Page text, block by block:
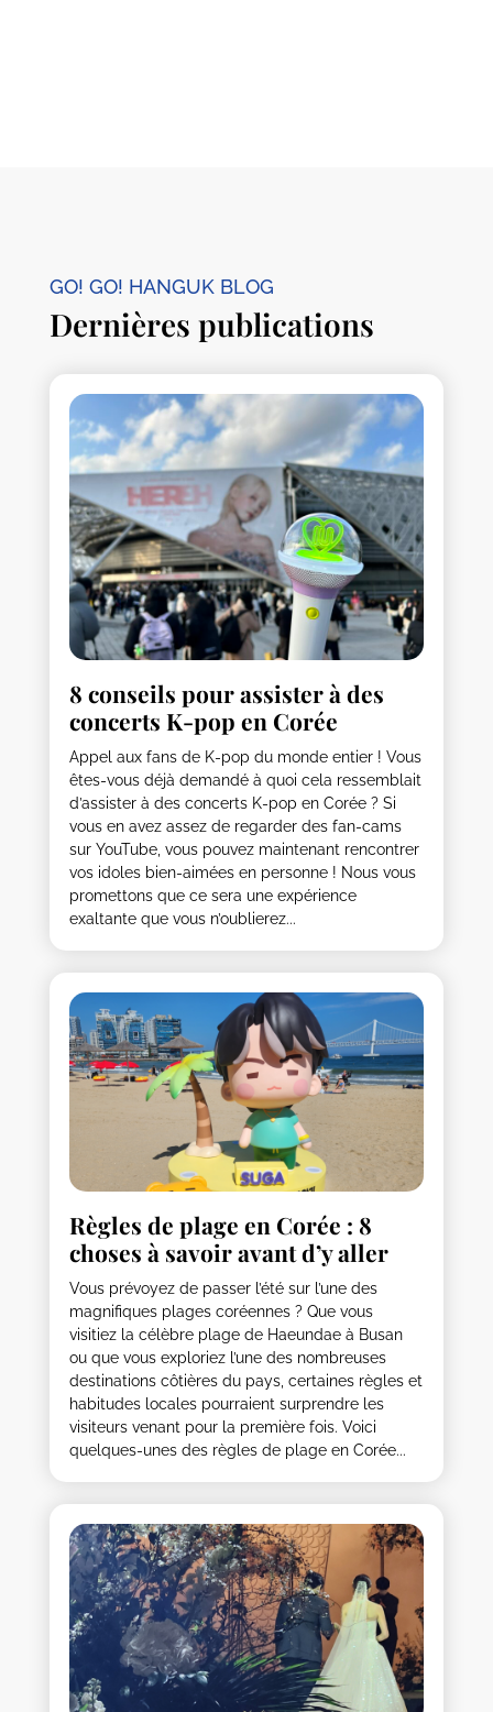
GO! GO! HANGUK BLOG
Dernières publications
8 conseils pour assister à des
concerts K-pop en Corée
Appel aux fans de K-pop du monde entier ! Vous
êtes-vous déjà demandé à quoi cela ressemblait
d’assister à des concerts K-pop en Corée ? Si
vous en avez assez de regarder des fan-cams
sur YouTube, vous pouvez maintenant rencontrer
vos idoles bien-aimées en personne ! Nous vous
promettons que ce sera une expérience
exaltante que vous n’oublierez...
Règles de plage en Corée : 8
choses à savoir avant d’y aller
Vous prévoyez de passer l’été sur l’une des
magnifiques plages coréennes ? Que vous
visitiez la célèbre plage de Haeundae à Busan
ou que vous exploriez l’une des nombreuses
destinations côtières du pays, certaines règles et
habitudes locales pourraient surprendre les
visiteurs venant pour la première fois. Voici
quelques-unes des règles de plage en Corée...